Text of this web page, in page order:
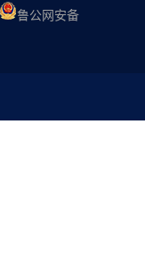
鲁公网安备